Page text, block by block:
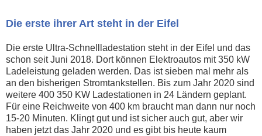
Die erste ihrer Art steht in der Eifel
Die erste Ultra-Schnellladestation steht in der Eifel und das
schon seit Juni 2018. Dort können Elektroautos mit 350 kW
Ladeleistung geladen werden. Das ist sieben mal mehr als
an den bisherigen Stromtankstellen. Bis zum Jahr 2020 sind
weitere 400 350 KW Ladestationen in 24 Ländern geplant.
Für eine Reichweite von 400 km braucht man dann nur noch
15-20 Minuten. Klingt gut und ist sicher auch gut, aber wir
haben jetzt das Jahr 2020 und es gibt bis heute kaum